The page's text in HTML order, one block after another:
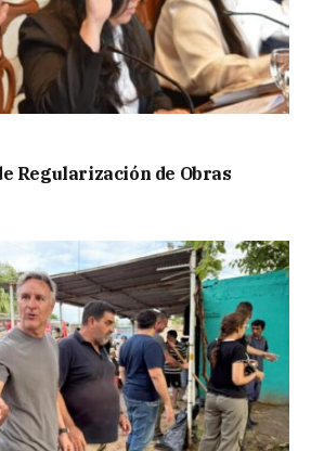
Regularización de Obras